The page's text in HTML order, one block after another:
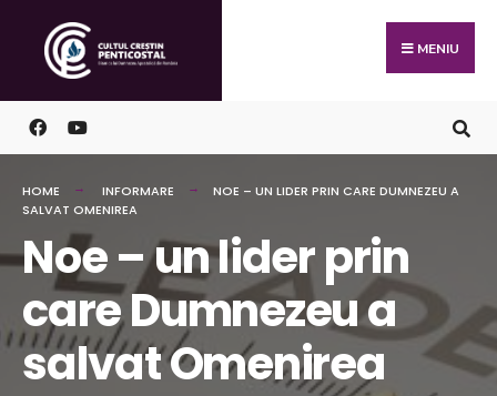
content
MENIU
HOME INFORMARE
NOE – UN LIDER PRIN CARE DUMNEZEU A
SALVAT OMENIREA
Noe – un lider prin
care Dumnezeu a
salvat Omenirea
for: